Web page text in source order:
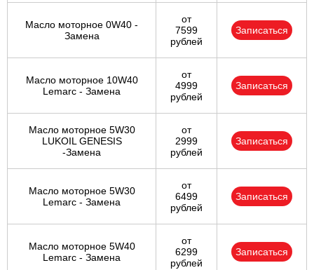
Масло моторное 0W40 -
Замена
от
7599
рублей
Записаться
Масло моторное 10W40
Lemarc - Замена
от
4999
рублей
Записаться
Масло моторное 5W30
LUKOIL GENESIS
-Замена
от
2999
рублей
Записаться
Масло моторное 5W30
Lemarc - Замена
от
6499
рублей
Записаться
Масло моторное 5W40
Lemarc - Замена
от
6299
рублей
Записаться